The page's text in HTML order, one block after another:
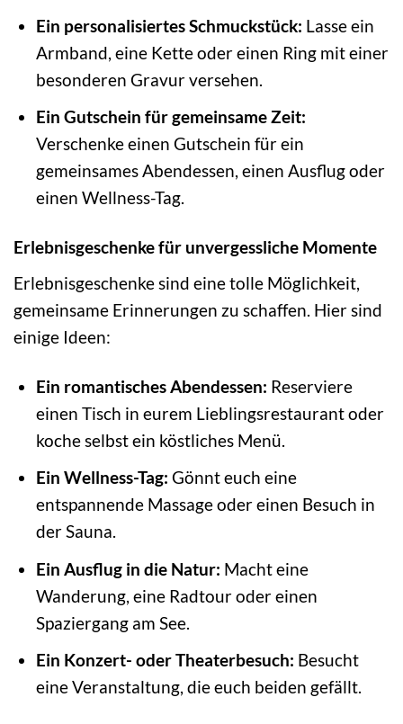
Ein personalisiertes Schmuckstück: Lasse ein
Armband, eine Kette oder einen Ring mit einer
besonderen Gravur versehen.
Ein Gutschein für gemeinsame Zeit:
Verschenke einen Gutschein für ein
gemeinsames Abendessen, einen Ausflug oder
einen Wellness-Tag.
Erlebnisgeschenke für unvergessliche Momente
Erlebnisgeschenke sind eine tolle Möglichkeit,
gemeinsame Erinnerungen zu schaffen. Hier sind
einige Ideen:
Ein romantisches Abendessen: Reserviere
einen Tisch in eurem Lieblingsrestaurant oder
koche selbst ein köstliches Menü.
Ein Wellness-Tag: Gönnt euch eine
entspannende Massage oder einen Besuch in
der Sauna.
Ein Ausflug in die Natur: Macht eine
Wanderung, eine Radtour oder einen
Spaziergang am See.
Ein Konzert- oder Theaterbesuch: Besucht
eine Veranstaltung, die euch beiden gefällt.